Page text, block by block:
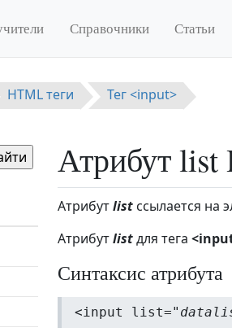
Справочники Статьи
HTML теги Тег <input>
Атрибут list
Атрибутlist ссылается на
Атрибутlistдля тега
Синтаксис атрибута
<input list="